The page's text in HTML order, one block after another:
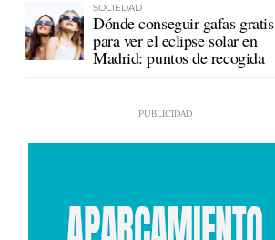
SOCIEDAD
Dónde conseguir gafas gratis
para ver el eclipse solar en
Madrid: puntos de recogida